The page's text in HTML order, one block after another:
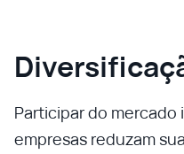
Participar do
empresas reduzam